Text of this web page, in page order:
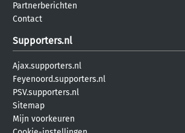
Partnerberichten
Contact
Supporters.nl
Ajax.supporters.nl
Feyenoord.supporters.nl
PSV.supporters.nl
Sitemap
Mijn voorkeuren